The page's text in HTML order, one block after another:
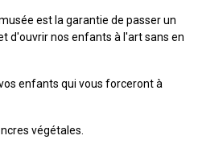
est la garantie de passer un
d'ouvrir nos enfants à l'art sans en
enfants qui vous forceront à
végétales.